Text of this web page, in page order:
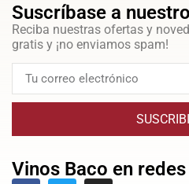
Suscríbase a
Reciba nuestras ofertas y
gratis y ¡no enviamos spam!
Vinos Baco en